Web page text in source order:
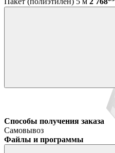
Способы получения заказа
Самовывоз
Файлы и программы